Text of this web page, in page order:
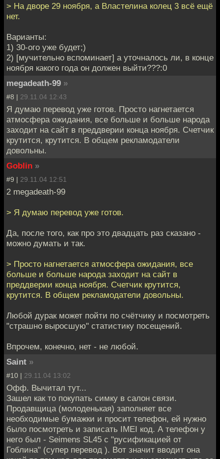
> На дворе 29 ноября, а Властелина колец 3 всё ещё
нет.
Варианты:
1) 30-ого уже будет;)
2) [мучительно вспоминает] а уточналось ли, в конце
ноября какого года он должен выйти???:0
megadeath-99 »
#8 | 29.11.04 12:43
Я думаю перевод уже готов. Просто нагнетается
атмосфера ожидания, все больше и больше народа
заходит на сайт в преддверии конца ноября. Счетчик
крутится, крутится. В общем рекламодатели
довольны.
Goblin »
#9 | 29.11.04 12:51
2 megadeath-99
> Я думаю перевод уже готов.
Да, после того, как про это двадцать раз сказано -
можно думать и так.
> Просто нагнетается атмосфера ожидания, все
больше и больше народа заходит на сайт в
преддверии конца ноября. Счетчик крутится,
крутится. В общем рекламодатели довольны.
Любой дурак может пойти по счётчику и посмотреть
"страшно выросшую" статистику посещений.
Впрочем, конечно, нет - не любой.
Saint »
#10 | 29.11.04 13:02
Офф. Вычитал тут...
Зашел как то покупать симку в салон связи.
Продавщица (молоденькая) заполняет все
необходимые бумажки и просит телефон, ей нужно
было посмотреть и записать IMEI код. А телефон у
него был - Seimens SL45 с "русификацией от
Гоблина" (супер перевод ). Вот значит вводит она